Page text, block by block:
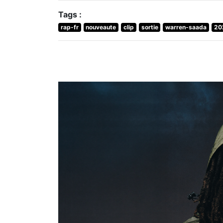
Tags :
rap-fr nouveaute clip sortie warren-saada